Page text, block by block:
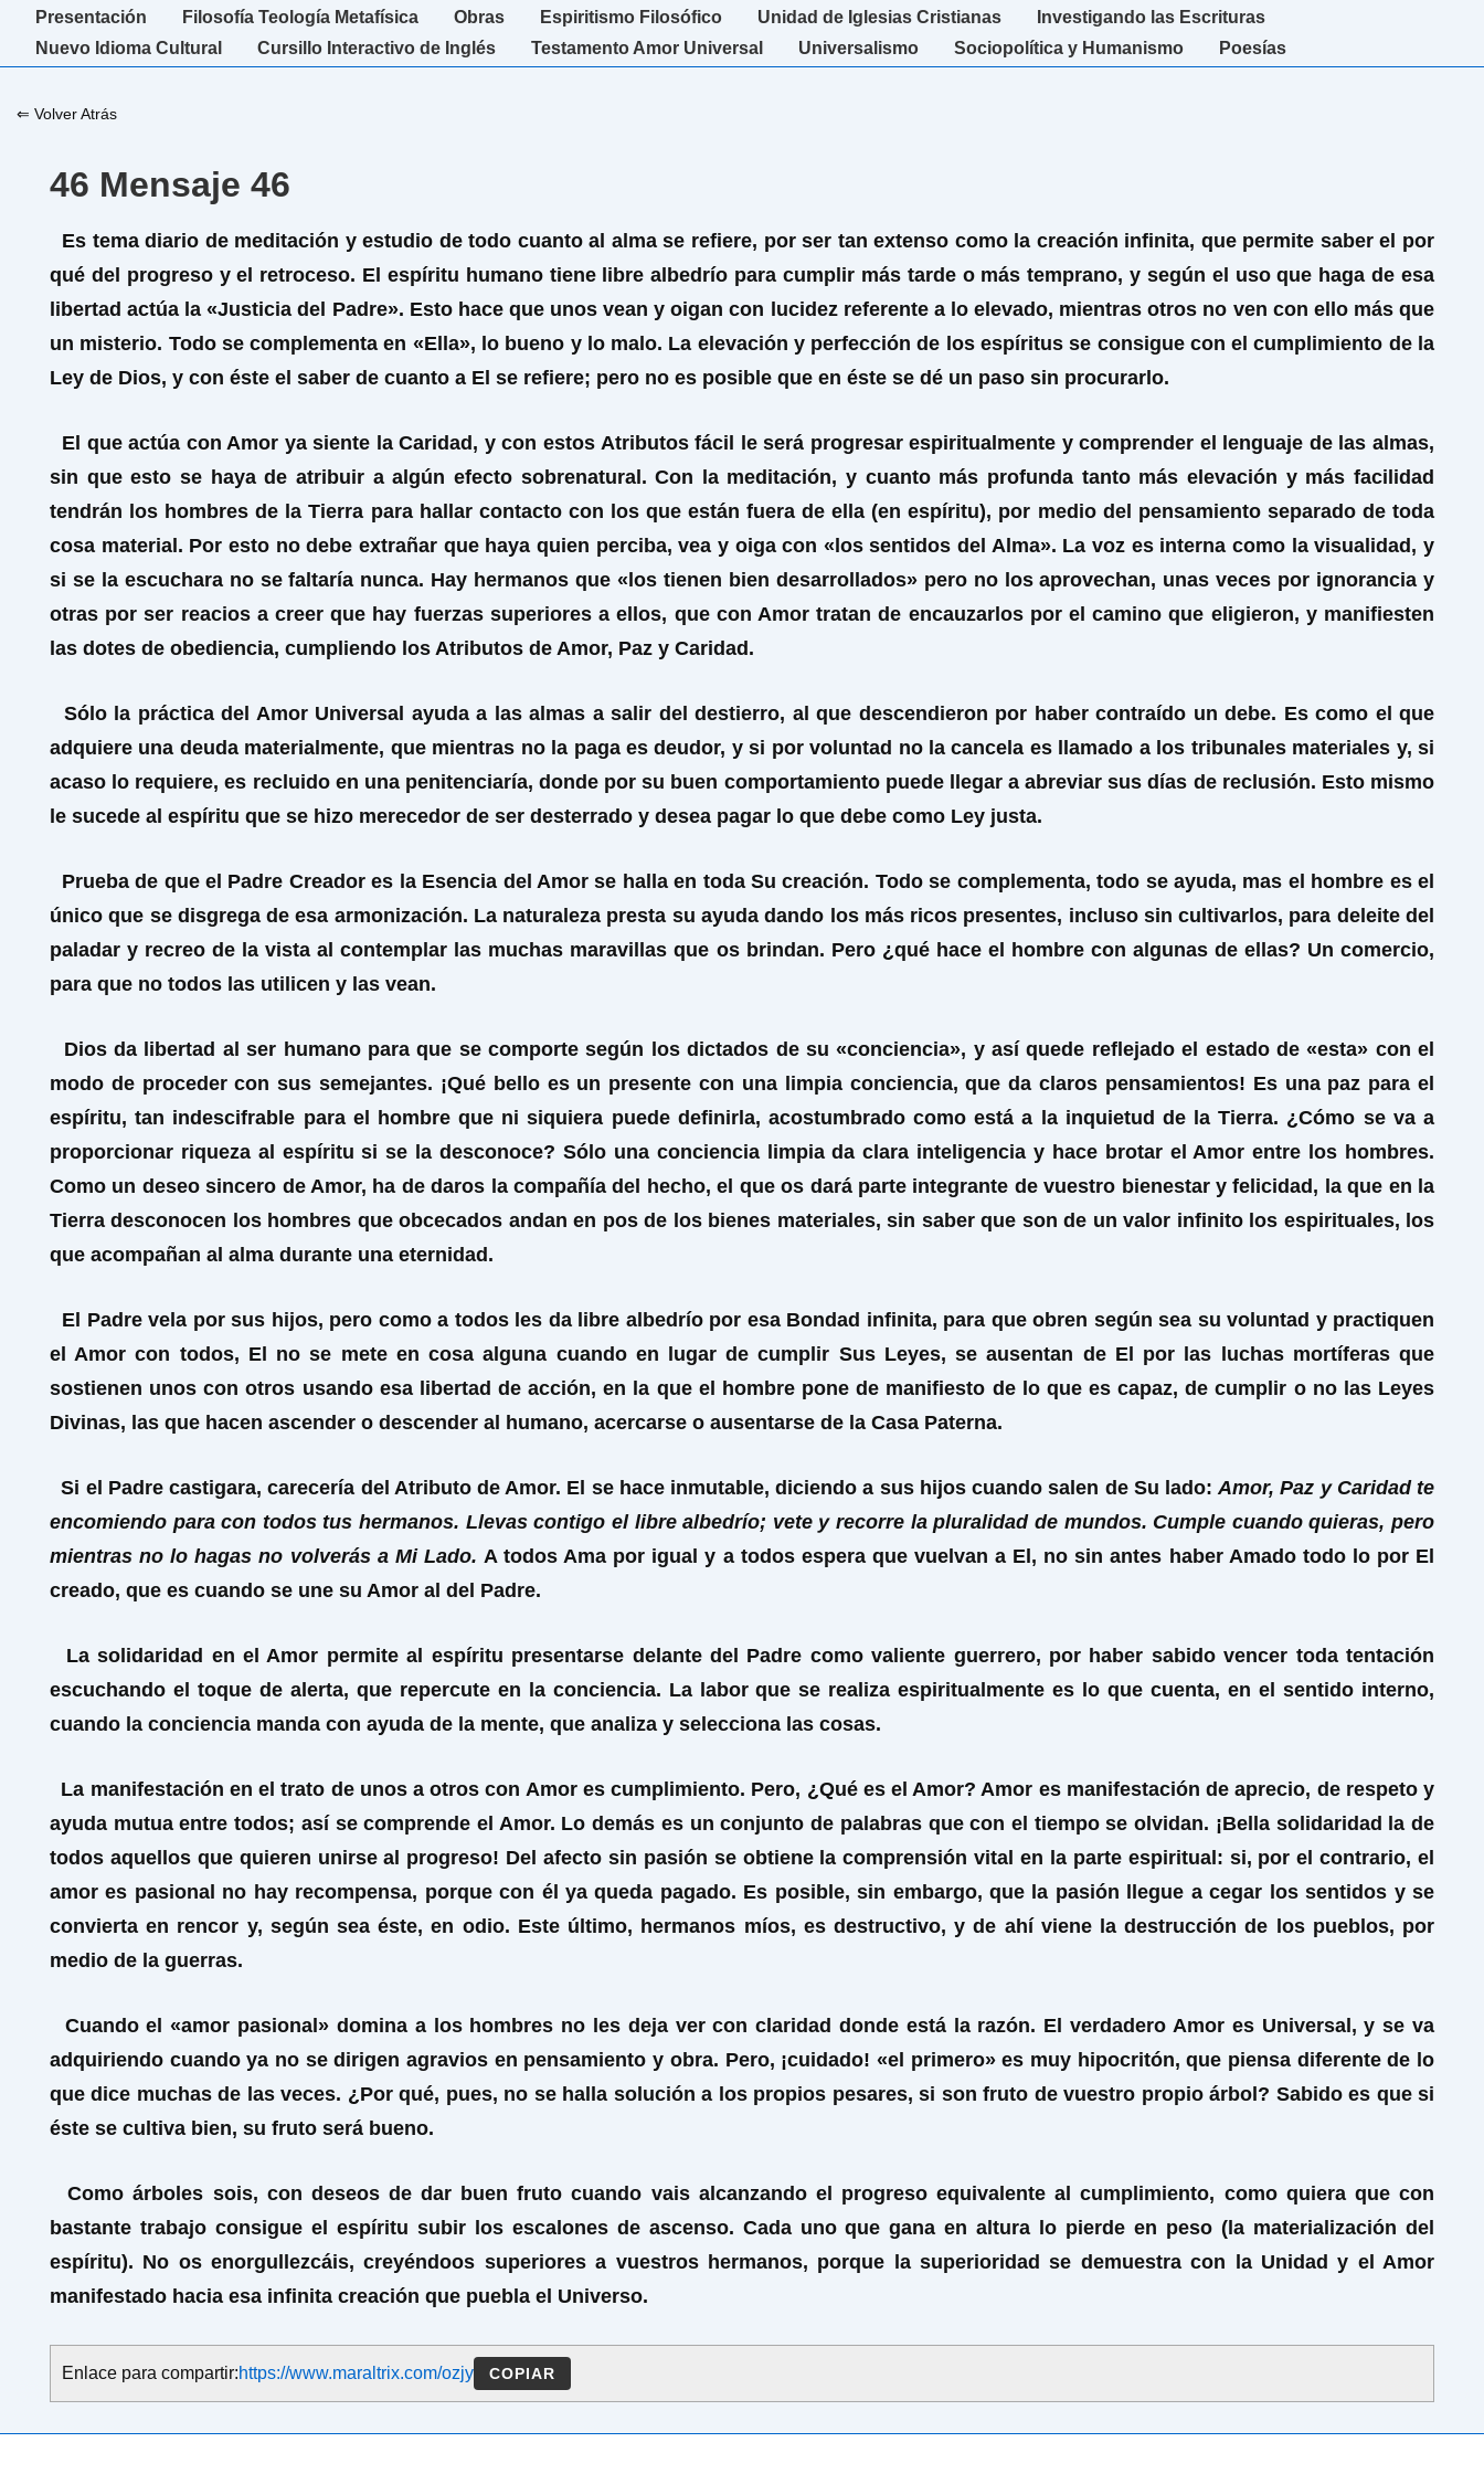
Saltar
contenido
Navegación
principal
Presentación Filosofía Teología Metafísica Obras Espiritismo Filosófico Unidad de Iglesias Cristianas
Investigando las Escrituras
Nuevo Idioma Cultural
Cursillo Interactivo de Inglés Testamento Amor Universal Universalismo Sociopolítica y Humanismo Poesías
⇐ Volver Atrás
46 Mensaje 46
Es tema diario de meditación y estudio de todo cuanto al alma se refiere, por ser tan extenso como la creación infinita, que permite saber el por
qué del progreso y el retroceso. El espíritu humano tiene libre albedrío para cumplir más tarde o más temprano, y según el uso que haga de esa
libertad actúa la «Justicia del Padre». Esto hace que unos vean y oigan con lucidez referente a lo elevado, mientras otros no ven con ello más que
un misterio. Todo se complementa en «Ella», lo bueno y lo malo. La elevación y perfección de los espíritus se consigue con el cumplimiento de la
Ley de Dios, y con éste el saber de cuanto a El se refiere; pero no es posible que en éste se dé un paso sin procurarlo.
El que actúa con Amor ya siente la Caridad, y con estos Atributos fácil le será progresar espiritualmente y comprender el lenguaje de las almas,
sin que esto se haya de atribuir a algún efecto sobrenatural. Con la meditación, y cuanto más profunda tanto más elevación y más facilidad
tendrán los hombres de la Tierra para hallar contacto con los que están fuera de ella (en espíritu), por medio del pensamiento separado de toda
cosa material. Por esto no debe extrañar que haya quien perciba, vea y oiga con «los sentidos del Alma». La voz es interna como la visualidad, y
si se la escuchara no se faltaría nunca. Hay hermanos que «los tienen bien desarrollados» pero no los aprovechan, unas veces por ignorancia y
otras por ser reacios a creer que hay fuerzas superiores a ellos, que con Amor tratan de encauzarlos por el camino que eligieron, y manifiesten
las dotes de obediencia, cumpliendo los Atributos de Amor, Paz y Caridad.
Sólo la práctica del Amor Universal ayuda a las almas a salir del destierro, al que descendieron por haber contraído un debe. Es como el que
adquiere una deuda materialmente, que mientras no la paga es deudor, y si por voluntad no la cancela es llamado a los tribunales materiales y, si
acaso lo requiere, es recluido en una penitenciaría, donde por su buen comportamiento puede llegar a abreviar sus días de reclusión. Esto mismo
le sucede al espíritu que se hizo merecedor de ser desterrado y desea pagar lo que debe como Ley justa.
Prueba de que el Padre Creador es la Esencia del Amor se halla en toda Su creación. Todo se complementa, todo se ayuda, mas el hombre es el
único que se disgrega de esa armonización. La naturaleza presta su ayuda dando los más ricos presentes, incluso sin cultivarlos, para deleite del
paladar y recreo de la vista al contemplar las muchas maravillas que os brindan. Pero ¿qué hace el hombre con algunas de ellas? Un comercio,
para que no todos las utilicen y las vean.
Dios da libertad al ser humano para que se comporte según los dictados de su «conciencia», y así quede reflejado el estado de «esta» con el
modo de proceder con sus semejantes. ¡Qué bello es un presente con una limpia conciencia, que da claros pensamientos! Es una paz para el
espíritu, tan indescifrable para el hombre que ni siquiera puede definirla, acostumbrado como está a la inquietud de la Tierra. ¿Cómo se va a
proporcionar riqueza al espíritu si se la desconoce? Sólo una conciencia limpia da clara inteligencia y hace brotar el Amor entre los hombres.
Como un deseo sincero de Amor, ha de daros la compañía del hecho, el que os dará parte integrante de vuestro bienestar y felicidad, la que en la
Tierra desconocen los hombres que obcecados andan en pos de los bienes materiales, sin saber que son de un valor infinito los espirituales, los
que acompañan al alma durante una eternidad.
El Padre vela por sus hijos, pero como a todos les da libre albedrío por esa Bondad infinita, para que obren según sea su voluntad y practiquen
el Amor con todos, El no se mete en cosa alguna cuando en lugar de cumplir Sus Leyes, se ausentan de El por las luchas mortíferas que
sostienen unos con otros usando esa libertad de acción, en la que el hombre pone de manifiesto de lo que es capaz, de cumplir o no las Leyes
Divinas, las que hacen ascender o descender al humano, acercarse o ausentarse de la Casa Paterna.
Si el Padre castigara, carecería del Atributo de Amor. El se hace inmutable, diciendo a sus hijos cuando salen de Su lado:Amor, Paz y Caridad te
encomiendo para con todos tus hermanos. Llevas contigo el libre albedrío; vete y recorre la pluralidad de mundos. Cumple cuando quieras, pero
mientras no lo hagas no volverás a Mi Lado. A todos Ama por igual y a todos espera que vuelvan a El, no sin antes haber Amado todo lo por El
creado, que es cuando se une su Amor al del Padre.
La solidaridad en el Amor permite al espíritu presentarse delante del Padre como valiente guerrero, por haber sabido vencer toda tentación
escuchando el toque de alerta, que repercute en la conciencia. La labor que se realiza espiritualmente es lo que cuenta, en el sentido interno,
cuando la conciencia manda con ayuda de la mente, que analiza y selecciona las cosas.
La manifestación en el trato de unos a otros con Amor es cumplimiento. Pero, ¿Qué es el Amor? Amor es manifestación de aprecio, de respeto y
ayuda mutua entre todos; así se comprende el Amor. Lo demás es un conjunto de palabras que con el tiempo se olvidan. ¡Bella solidaridad la de
todos aquellos que quieren unirse al progreso! Del afecto sin pasión se obtiene la comprensión vital en la parte espiritual: si, por el contrario, el
amor es pasional no hay recompensa, porque con él ya queda pagado. Es posible, sin embargo, que la pasión llegue a cegar los sentidos y se
convierta en rencor y, según sea éste, en odio. Este último, hermanos míos, es destructivo, y de ahí viene la destrucción de los pueblos, por
medio de la guerras.
Cuando el «amor pasional» domina a los hombres no les deja ver con claridad donde está la razón. El verdadero Amor es Universal, y se va
adquiriendo cuando ya no se dirigen agravios en pensamiento y obra. Pero, ¡cuidado! «el primero» es muy hipocritón, que piensa diferente de lo
que dice muchas de las veces. ¿Por qué, pues, no se halla solución a los propios pesares, si son fruto de vuestro propio árbol? Sabido es que si
éste se cultiva bien, su fruto será bueno.
Como árboles sois, con deseos de dar buen fruto cuando vais alcanzando el progreso equivalente al cumplimiento, como quiera que con
bastante trabajo consigue el espíritu subir los escalones de ascenso. Cada uno que gana en altura lo pierde en peso (la materialización del
espíritu). No os enorgullezcáis, creyéndoos superiores a vuestros hermanos, porque la superioridad se demuestra con la Unidad y el Amor
manifestado hacia esa infinita creación que puebla el Universo.
Enlace para compartir:https://www.maraltrix.com/ozjy COPIAR